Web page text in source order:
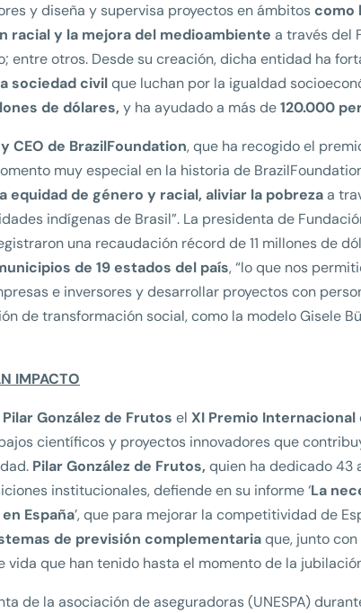
y diseña y supervisa proyectos en ámbitoscomo
racial y la mejora del medioambiente a través del
entre otros. Desde su creación, dicha entidad ha
sociedad civilque luchan por la igualdad
de dólares, y ha ayudado a más de120.000
CEO de BrazilFoundation, que ha recogido el
muy especial en la historia de
equidad de género y racial, aliviar la pobrezaa
indígenas de Brasil”. La presidenta de
una recaudación récord de 11 millones de
de 19 estados del país, “lo que nos
e inversores y desarrollar proyectos con
de transformación social, como la modelo Gisele
IMPACTO
Pilar González de Frutos el XI Premio Internacional
científicos y proyectos innovadores que
Pilar González de Frutos, quien ha dedicado 43
institucionales, defiende en su informe ‘La
España’, que para mejorar la competitividad de
de previsión complementariaque, junto
que han tenido hasta el momento de la
de la asociación de aseguradoras (UNESPA)